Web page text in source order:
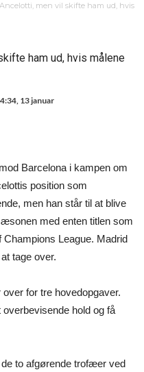
Serie A-stjerne?
Ancelotti, men vil skifte ham ud, hvis
ham ud, hvis målene
13 januar
Barcelona i kampen om
position som
men han står til at blive
med enten titlen som
League. Madrid
tage over.
for tre hovedopgaver.
hold og få
to afgørende trofæer ved